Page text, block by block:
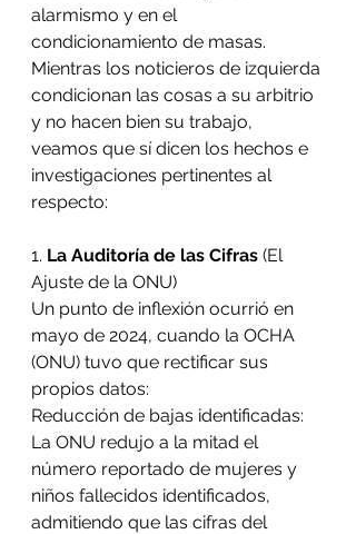
alarmismo y en el
condicionamiento de masas.
Mientras los noticieros de izquierda
condicionan las cosas a su arbitrio
y no hacen bien su trabajo,
veamos que sí dicen los hechos e
investigaciones pertinentes al
respecto:
1. La Auditoría de las Cifras (El
Ajuste de la ONU)
Un punto de inflexión ocurrió en
mayo de 2024, cuando la OCHA
(ONU) tuvo que rectificar sus
propios datos:
Reducción de bajas identificadas:
La ONU redujo a la mitad el
número reportado de mujeres y
niños fallecidos identificados,
admitiendo que las cifras del